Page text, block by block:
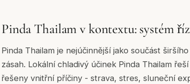
Pinda Thailam v kontextu: systém
Pinda Thailam je nejúčinnější jako součást
zásah. Lokální chladivý účinek Pinda Thailam
řešeny vnitřní příčiny - strava, stres, sluneční